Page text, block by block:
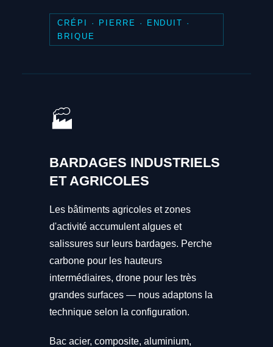
CRÉPI · PIERRE · ENDUIT ·
BRIQUE
🏭
BARDAGES INDUSTRIELS
ET AGRICOLES
Les bâtiments agricoles et zones
d'activité accumulent algues et
salissures sur leurs bardages. Perche
carbone pour les hauteurs
intermédiaires, drone pour les très
grandes surfaces — nous adaptons la
technique selon la configuration.
Bac acier, composite, aluminium,